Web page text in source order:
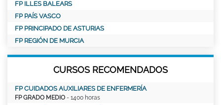
FP ILLES BALEARS
FP PAÍS VASCO
FP PRINCIPADO DE ASTURIAS
FP REGIÓN DE MURCIA
CURSOS RECOMENDADOS
FP CUIDADOS AUXILIARES DE ENFERMERÍA
FP GRADO MEDIO - 1400 horas